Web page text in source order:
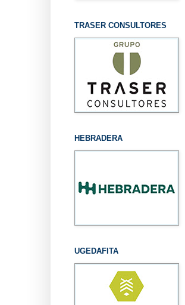
TRASER CONSULTORES
HEBRADERA
UGEDAFITA